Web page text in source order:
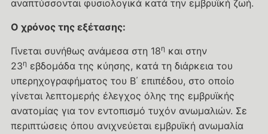
αναπτύσσονται φυσιολογικά κατά την εμβρυϊκή ζωή.
Ο χρόνος της εξέτασης:
Γίνεται συνήθως ανάμεσα στη 18η και στην
23η εβδομάδα της κύησης, κατά τη διάρκεια του
υπερηχογραφήματος του Β΄ επιπέδου, στο οποίο
γίνεται λεπτομερής έλεγχος όλης της εμβρυϊκής
ανατομίας για τον εντοπισμό τυχόν ανωμαλιών. Σε
περιπτώσεις όπου ανιχνεύεται εμβρυϊκή ανωμαλία